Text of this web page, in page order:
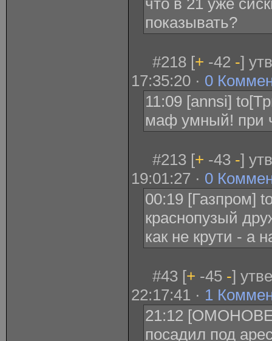
что в 21 уже
показывать?
#218 [+ -42 -]
17:35:20 · 0
11:09 [annsi]
маф умный! при
#213 [+ -43 -]
19:01:27 · 0
00:19 [Газпром]
краснопузый
как не крути - а
#43 [+ -45 -]
22:17:41 · 1
21:12
посадил под